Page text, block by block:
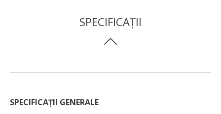
SPECIFICAȚII
SPECIFICAȚII GENERALE